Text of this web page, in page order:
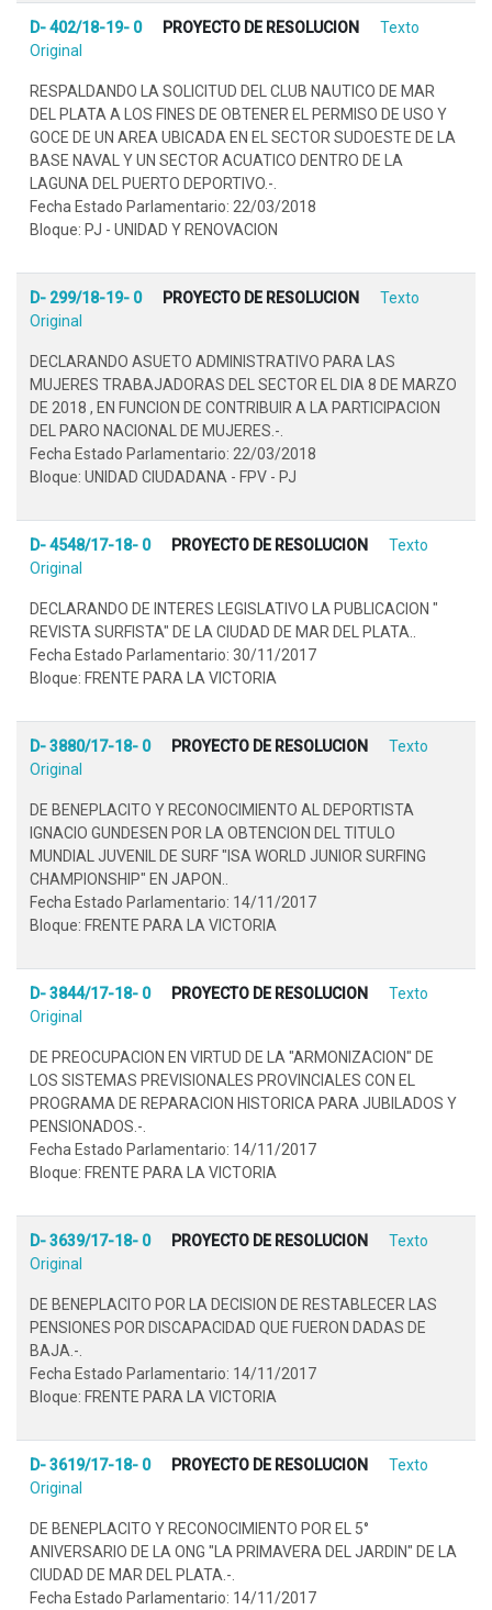
D- 402/18-19- 0 PROYECTO DE RESOLUCION
Texto
Original
RESPALDANDO LA SOLICITUD DEL CLUB NAUTICO DE MAR
DEL PLATA A LOS FINES DE OBTENER EL PERMISO DE USO Y
GOCE DE UN AREA UBICADA EN EL SECTOR SUDOESTE DE LA
BASE NAVAL Y UN SECTOR ACUATICO DENTRO DE LA
LAGUNA DEL PUERTO DEPORTIVO.-.
Fecha Estado Parlamentario: 22/03/2018
Bloque: PJ - UNIDAD Y RENOVACION
D- 299/18-19- 0 PROYECTO DE RESOLUCION
Texto
Original
DECLARANDO ASUETO ADMINISTRATIVO PARA LAS
MUJERES TRABAJADORAS DEL SECTOR EL DIA 8 DE MARZO
DE 2018 , EN FUNCION DE CONTRIBUIR A LA PARTICIPACION
DEL PARO NACIONAL DE MUJERES.-.
Fecha Estado Parlamentario: 22/03/2018
Bloque: UNIDAD CIUDADANA - FPV - PJ
D- 4548/17-18- 0 PROYECTO DE RESOLUCION
Texto
Original
DECLARANDO DE INTERES LEGISLATIVO LA PUBLICACION "
REVISTA SURFISTA" DE LA CIUDAD DE MAR DEL PLATA..
Fecha Estado Parlamentario: 30/11/2017
Bloque: FRENTE PARA LA VICTORIA
D- 3880/17-18- 0 PROYECTO DE RESOLUCION
Texto
Original
DE BENEPLACITO Y RECONOCIMIENTO AL DEPORTISTA
IGNACIO GUNDESEN POR LA OBTENCION DEL TITULO
MUNDIAL JUVENIL DE SURF "ISA WORLD JUNIOR SURFING
CHAMPIONSHIP" EN JAPON..
Fecha Estado Parlamentario: 14/11/2017
Bloque: FRENTE PARA LA VICTORIA
D- 3844/17-18- 0 PROYECTO DE RESOLUCION
Texto
Original
DE PREOCUPACION EN VIRTUD DE LA "ARMONIZACION" DE
LOS SISTEMAS PREVISIONALES PROVINCIALES CON EL
PROGRAMA DE REPARACION HISTORICA PARA JUBILADOS Y
PENSIONADOS.-.
Fecha Estado Parlamentario: 14/11/2017
Bloque: FRENTE PARA LA VICTORIA
D- 3639/17-18- 0 PROYECTO DE RESOLUCION
Texto
Original
DE BENEPLACITO POR LA DECISION DE RESTABLECER LAS
PENSIONES POR DISCAPACIDAD QUE FUERON DADAS DE
BAJA.-.
Fecha Estado Parlamentario: 14/11/2017
Bloque: FRENTE PARA LA VICTORIA
D- 3619/17-18- 0 PROYECTO DE RESOLUCION
Texto
Original
DE BENEPLACITO Y RECONOCIMIENTO POR EL 5°
ANIVERSARIO DE LA ONG "LA PRIMAVERA DEL JARDIN" DE LA
CIUDAD DE MAR DEL PLATA.-.
Fecha Estado Parlamentario: 14/11/2017